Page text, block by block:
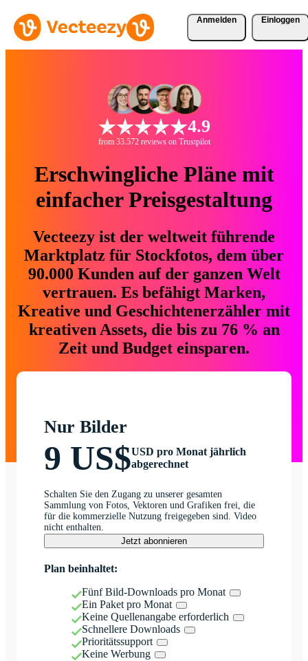
Anmelden Einloggen
4.9
from 33.572 reviews on Trustpilot
Erschwingliche Pläne mit
einfacher Preisgestaltung
Vecteezy ist der weltweit führende
Marktplatz für Stockfotos, dem über
90.000 Kunden auf der ganzen Welt
vertrauen. Es befähigt Marken,
Kreative und Geschichtenerzähler mit
kreativen Assets, die bis zu 76 % an
Zeit und Budget einsparen.
Nur Bilder
9 US$USD pro Monat jährlich
abgerechnet
Schalten Sie den Zugang zu unserer gesamten
Sammlung von Fotos, Vektoren und Grafiken frei, die
für die kommerzielle Nutzung freigegeben sind. Video
nicht enthalten.
Jetzt abonnieren
Plan beinhaltet:
Fünf Bild-Downloads pro Monat
Ein Paket pro Monat
Keine Quellenangabe erforderlich
Schnellere Downloads
Prioritätssupport
Keine Werbung